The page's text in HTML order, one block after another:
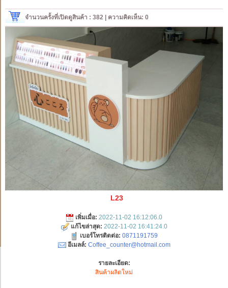
จำนวนครั้งที่เปิดดูสินค้า : 382 | ความคิดเห็น: 0
L23
เพิ่มเมื่อ: 2022-11-02 16:12:06.0
แก้ไขล่าสุด: 2022-11-02 16:41:24.0
เบอร์โทรติดต่อ: 0871191759
อีเมลล์: Coffee_counter@hotmail.com
รายละเอียด:
สินค้าผลิตใหม่